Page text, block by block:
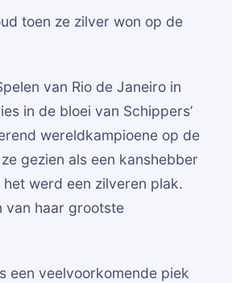
toen ze zilver won op de
van Rio de Janeiro in
in de bloei van Schippers’
wereldkampioene op de
gezien als een kanshebber
werd een zilveren plak.
van haar grootste
een veelvoorkomende piek